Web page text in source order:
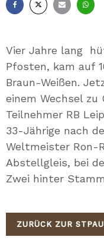
Vier Jahre lang
Pfosten, kam auf
Braun-Weißen.
einem Wechsel zu
Teilnehmer RB
33-Jährige nach
Weltmeister Ron-
Abstellgleis, bei
Zwei hinter
ZURÜCK ZUR